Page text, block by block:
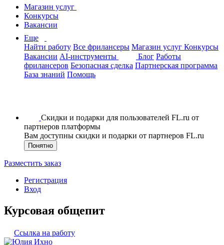
Магазин услуг
Конкурсы
Вакансии
Еще
Найти работу Все фрилансеры Магазин услуг Конкурсы
Вакансии AI-инструменты Блог Работы
фрилансеров Безопасная сделка Партнерская программа
База знаний Помощь
Скидки и подарки для пользователей FL.ru от
партнеров платформы
Вам доступны скидки и подарки от партнеров FL.ru
Понятно
Разместить заказ
Регистрация
Вход
Курсовая общепит
Ссылка на работу